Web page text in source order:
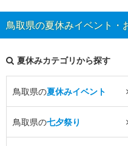
鳥取県の夏休みイベント・
夏休みカテゴリから探す
鳥取県の夏休みイベント
鳥取県の七夕祭り